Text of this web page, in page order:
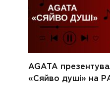
AGATA
«Сяйво душі» на